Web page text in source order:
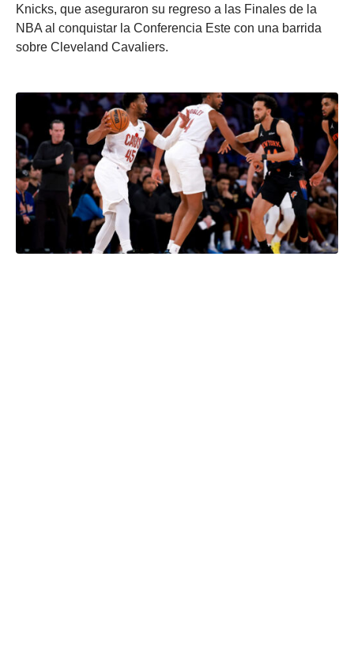
Knicks, que aseguraron su regreso a las Finales de la
NBA al conquistar la Conferencia Este con una barrida
sobre Cleveland Cavaliers.